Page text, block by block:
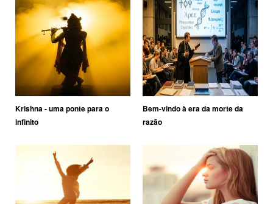
Krishna - uma ponte para o
infinito
Bem-vindo à era da morte da
razão